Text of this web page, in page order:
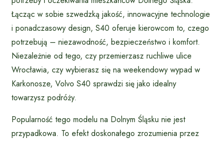
Łącząc w sobie szwedzką jakość, innowacyjne technologie
i ponadczasowy design, S40 oferuje kierowcom to, czego
potrzebują – niezawodność, bezpieczeństwo i komfort.
Niezależnie od tego, czy przemierzasz ruchliwe ulice
Wrocławia, czy wybierasz się na weekendowy wypad w
Karkonosze, Volvo S40 sprawdzi się jako idealny
towarzysz podróży.
Popularność tego modelu na Dolnym Śląsku nie jest
przypadkowa. To efekt doskonałego zrozumienia przez